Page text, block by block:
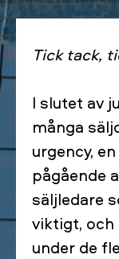
Tick tack,
I slutet av
många
urgency,
pågående
säljledare
viktigt, och
under de